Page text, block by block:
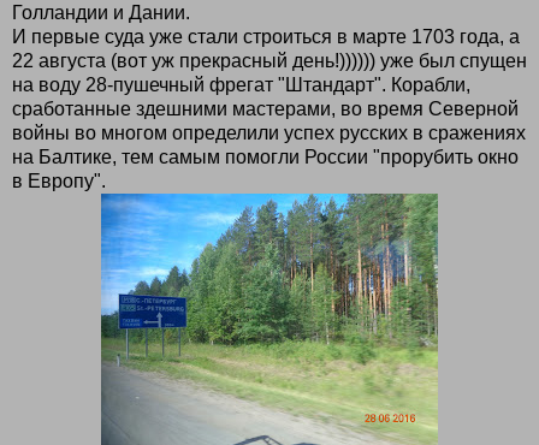
Голландии и Дании.
И первые суда уже стали строиться в марте 1703 года, а
22 августа (вот уж прекрасный день!)))))) уже был спущен
на воду 28-пушечный фрегат "Штандарт". Корабли,
сработанные здешними мастерами, во время Северной
войны во многом определили успех русских в сражениях
на Балтике, тем самым помогли России "прорубить окно
в Европу".